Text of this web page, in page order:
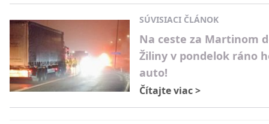
SÚVISIACI ČLÁNOK
Na ceste za Martinom
Žiliny v pondelok ráno
auto!
Čítajte viac>